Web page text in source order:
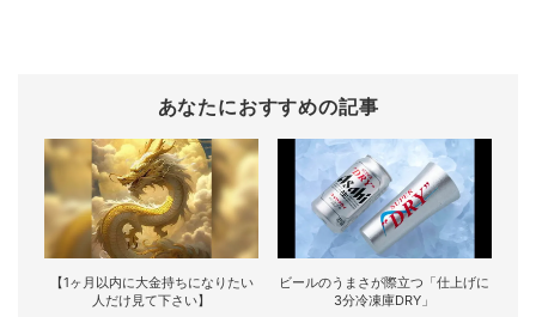
あなたにおすすめの記事
【1ヶ月以内に大金持ちになりたい
人だけ見て下さい】
ビールのうまさが際立つ「仕上げに
3分冷凍庫DRY」